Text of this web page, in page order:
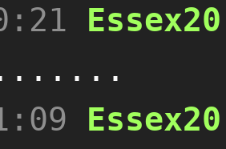
Essex20
Essex20